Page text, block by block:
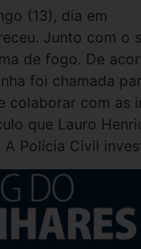
(13), dia em
Junto com o
de fogo. De
foi chamada
colaborar com as
que Lauro
Polícia Civil